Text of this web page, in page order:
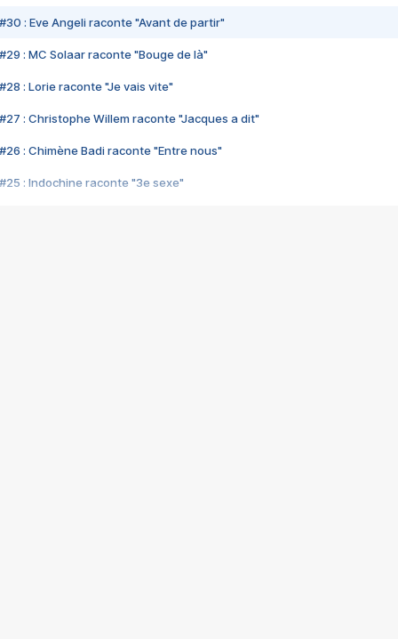
#30 : Eve Angeli raconte "Avant de partir"
#29 : MC Solaar raconte "Bouge de là"
#28 : Lorie raconte "Je vais vite"
#27 : Christophe Willem raconte "Jacques a dit"
#26 : Chimène Badi raconte "Entre nous"
#25 : Indochine raconte "3e sexe"